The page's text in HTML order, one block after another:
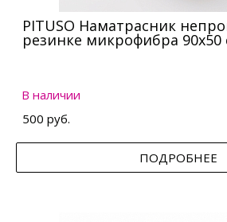
PITUSO Наматрасник
резинке микрофибра 90х50
В наличии
500 руб.
ПОДРОБНЕЕ